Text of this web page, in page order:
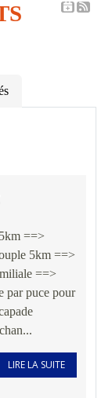
==>
5km ==>
==>
par puce pour
LIRE LA SUITE